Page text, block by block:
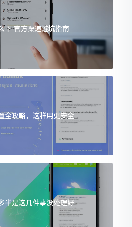
下 官方渠道避坑指南
全攻略，这样用更安全
半是这几件事没处理好